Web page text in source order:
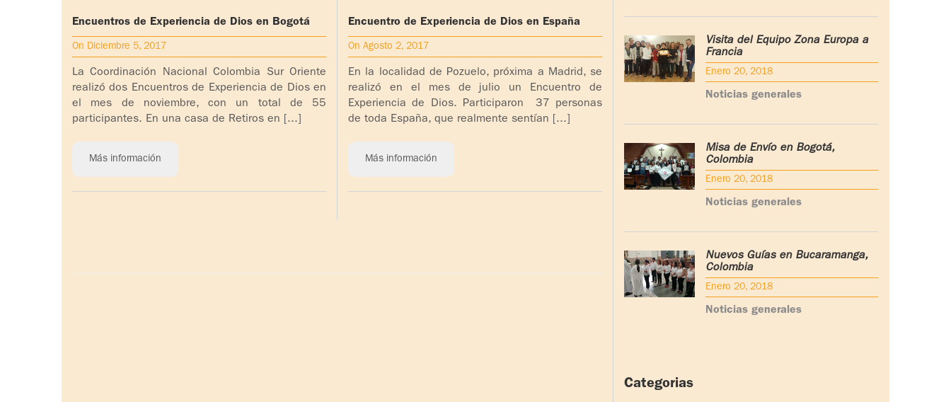
Encuentros de Experiencia de Dios en Bogotá
On Diciembre 5, 2017
La Coordinación Nacional Colombia Sur Oriente
realizó dos Encuentros de Experiencia de Dios en
el mes de noviembre, con un total de 55
participantes. En una casa de Retiros en [...]
Más información
Encuentro de Experiencia de Dios en España
On Agosto 2, 2017
En la localidad de Pozuelo, próxima a Madrid, se
realizó en el mes de julio un Encuentro de
Experiencia de Dios. Participaron 37 personas
de toda España, que realmente sentían [...]
Más información
Visita del Equipo Zona Europa a
Francia
Enero 20, 2018
Noticias generales
Misa de Envío en Bogotá,
Colombia
Enero 20, 2018
Noticias generales
Nuevos Guías en Bucaramanga,
Colombia
Enero 20, 2018
Noticias generales
Categorias